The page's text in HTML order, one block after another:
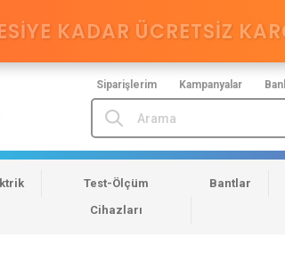
Siparişlerim Kampanyalar
KADAR ÜCRETSİZ
Test-Ölçüm
Cihazları
Bantlar